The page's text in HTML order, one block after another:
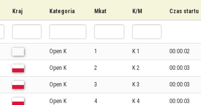
Kraj Kategoria Mkat K/M Czas startu
Open K 1 K 1 00:00:02
Open K 2 K 2 00:00:03
Open K 3 K 3 00:00:03
Open K 4 K 4 00:00:03